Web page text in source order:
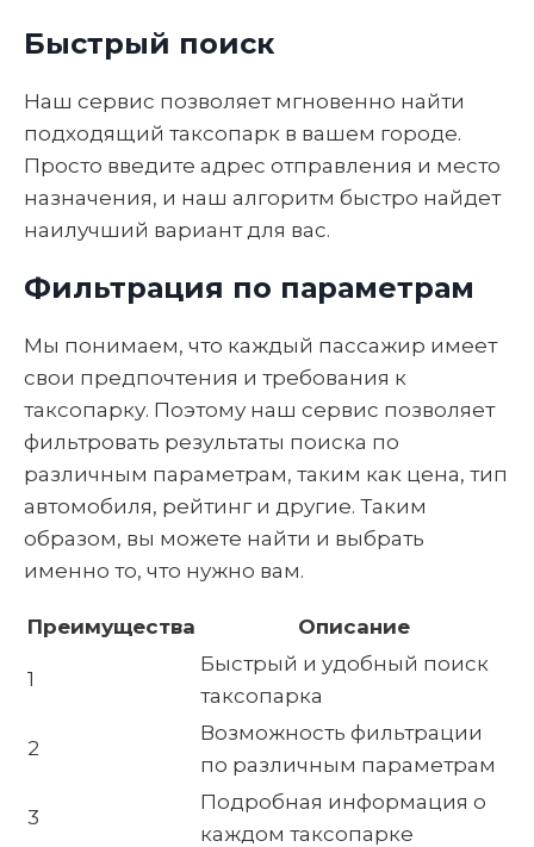
Быстрый поиск
Наш сервис позволяет мгновенно найти
подходящий таксопарк в вашем городе.
Просто введите адрес отправления и место
назначения, и наш алгоритм быстро найдет
наилучший вариант для вас.
Фильтрация по параметрам
Мы понимаем, что каждый пассажир имеет
свои предпочтения и требования к
таксопарку. Поэтому наш сервис позволяет
фильтровать результаты поиска по
различным параметрам, таким как цена, тип
автомобиля, рейтинг и другие. Таким
образом, вы можете найти и выбрать
именно то, что нужно вам.
Преимущества Описание
1
Быстрый и удобный поиск
таксопарка
2
Возможность фильтрации
по различным параметрам
3
Подробная информация о
каждом таксопарке